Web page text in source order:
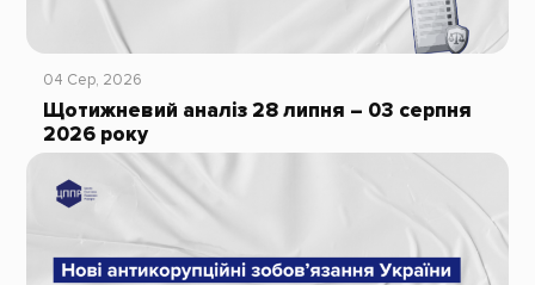
04 Сер, 2026
Щотижневий аналіз 28 липня – 03 серпня
2026 року